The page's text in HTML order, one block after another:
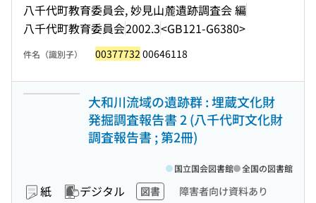
八千代町教育委員会, 妙見山麓遺跡調査会 編
八千代町教育委員会2002.3<GB121-G6380>
件名（識別子） 00377732 00646118
大和川流域の遺跡群 : 埋蔵文化財
発掘調査報告書 2 (八千代町文化財
調査報告書 ; 第2冊)
紙 デジタル 図書 障害者向け資料あり
国立国会図書館 全国の図書館